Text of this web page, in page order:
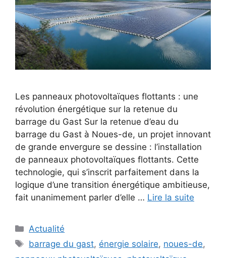
Les panneaux photovoltaïques flottants : une
révolution énergétique sur la retenue du
barrage du Gast Sur la retenue d’eau du
barrage du Gast à Noues-de, un projet innovant
de grande envergure se dessine : l’installation
de panneaux photovoltaïques flottants. Cette
technologie, qui s’inscrit parfaitement dans la
logique d’une transition énergétique ambitieuse,
fait unanimement parler d’elle … Lire la suite
Catégories
Actualité
Étiquettes
barrage du gast, énergie solaire, noues-de,